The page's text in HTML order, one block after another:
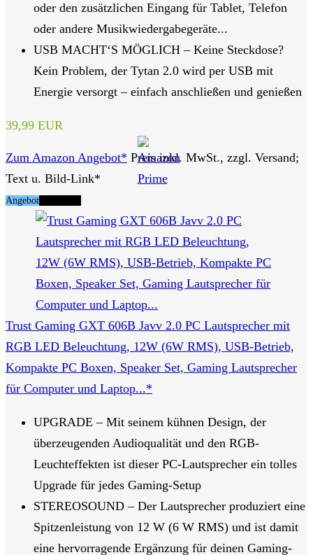
oder den zusätzlichen Eingang für Tablet, Telefon
oder andere Musikwiedergabegeräte...
USB MACHT‘S MÖGLICH – Keine Steckdose?
Kein Problem, der Tytan 2.0 wird per USB mit
Energie versorgt – einfach anschließen und genießen
39,99 EUR
Zum Amazon Angebot* Preis inkl. MwSt., zzgl. Versand;
Text u. Bild-Link*
Angebot
Trust Gaming GXT 606B Javv 2.0 PC Lautsprecher mit
RGB LED Beleuchtung, 12W (6W RMS), USB-Betrieb,
Kompakte PC Boxen, Speaker Set, Gaming Lautsprecher
für Computer und Laptop...*
UPGRADE – Mit seinem kühnen Design, der
überzeugenden Audioqualität und den RGB-
Leuchteffekten ist dieser PC-Lautsprecher ein tolles
Upgrade für jedes Gaming-Setup
STEREOSOUND – Der Lautsprecher produziert eine
Spitzenleistung von 12 W (6 W RMS) und ist damit
eine hervorragende Ergänzung für deinen Gaming-